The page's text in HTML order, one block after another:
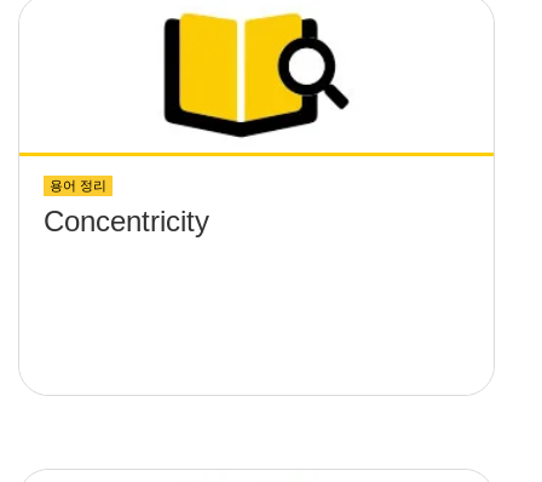
용어 정리
Concentricity